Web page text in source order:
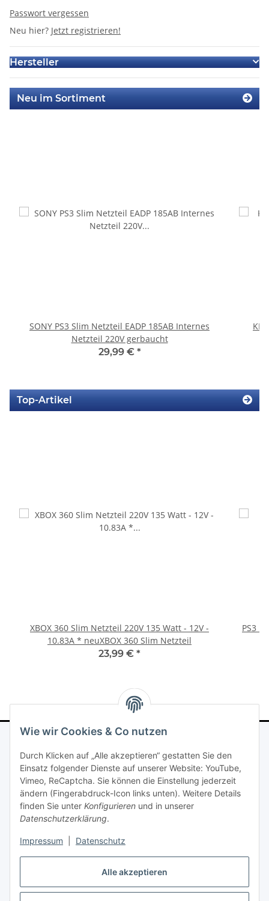
Alle akzeptieren
Wie wir Cookies & Co nutzen
Durch Klicken auf „Alle akzeptieren“ gestatten Sie den
Einsatz folgender Dienste auf unserer Website: YouTube,
Vimeo, ReCaptcha. Sie können die Einstellung jederzeit
ändern (Fingerabdruck-Icon links unten). Weitere Details
finden Sie unter Konfigurieren und in unserer
Datenschutzerklärung.
Impressum Datenschutz
Passwort vergessen
Neu hier? Jetzt registrieren!
Hersteller
Neu im Sortiment
SONY PS3 Slim Netzteil EADP 185AB Internes
Netzteil 220V gerbaucht
29,99 € *
Top-Artikel
XBOX 360 Slim Netzteil 220V 135 Watt - 12V -
10.83A * neuXBOX 360 Slim Netzteil
23,99 € *
PS3
ALLGEMEINES
Gesetzliche Informationen